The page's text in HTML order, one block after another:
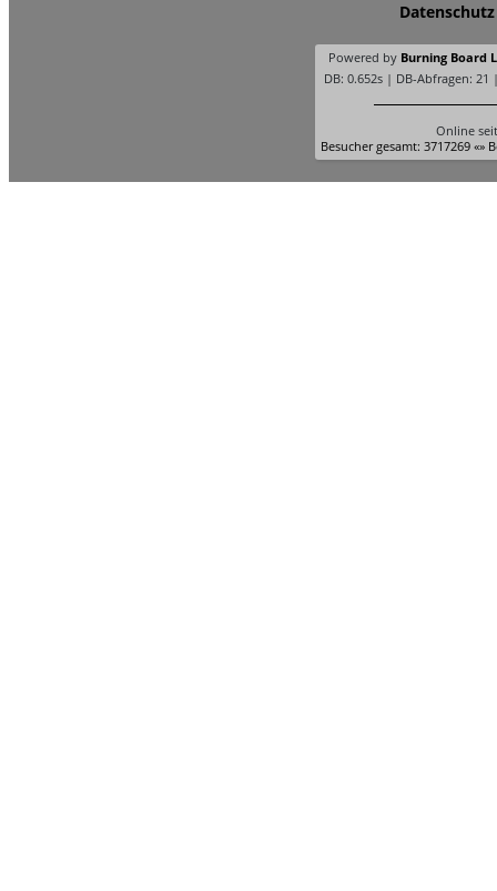
Datenschutz
Powered by Burning Board
DB: 0.652s | DB-Abfragen: 21
Online
Besucher gesamt: 3717269 «»